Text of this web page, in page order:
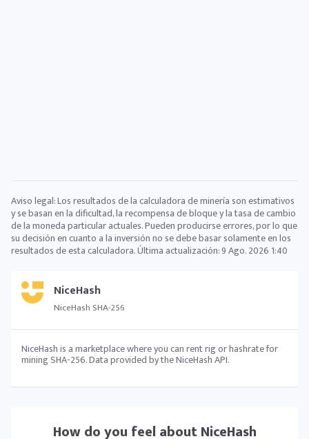
NiceHash
NiceHash SHA-256
NiceHash is a marketplace where you can rent rig or hashrate for
mining SHA-256. Data provided by the NiceHash API.
How do you feel aboutNiceHash
Aviso legal: Los resultados de la calculadora de minería son estimativos
y se basan en la dificultad, la recompensa de bloque y la tasa de cambio
de la moneda particular actuales. Pueden producirse errores, por lo que
su decisión en cuanto a la inversión no se debe basar solamente en los
resultados de esta calculadora. Última actualización:9 Ago. 2026 1:40